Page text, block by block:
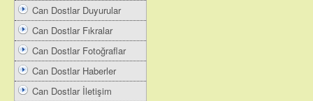
Can Dostlar Duyurular
Can Dostlar Fıkralar
Can Dostlar Fotoğraflar
Can Dostlar Haberler
Can Dostlar İletişim